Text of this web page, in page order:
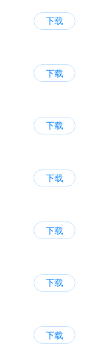
下载
下载
下载
下载
下载
下载
下载